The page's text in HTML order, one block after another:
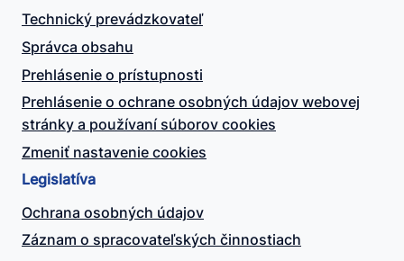
Technický prevádzkovateľ
Správca obsahu
Prehlásenie o prístupnosti
Prehlásenie o ochrane osobných údajov webovej
stránky a používaní súborov cookies
Zmeniť nastavenie cookies
Legislatíva
Ochrana osobných údajov
Záznam o spracovateľských činnostiach